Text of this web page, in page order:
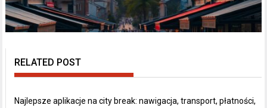
RELATED POST
Najlepsze aplikacje na city break: nawigacja, transport, płatności,